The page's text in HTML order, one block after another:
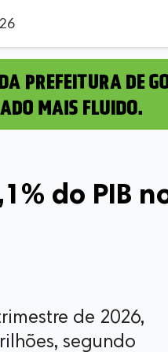
do PIB
de 2026,
segundo